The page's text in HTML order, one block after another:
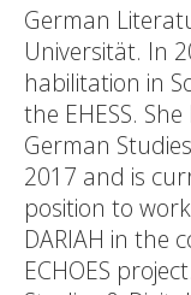
German
Universität. In
habilitation in
the EHESS.
German
2017 and is
position to
DARIAH in the
ECHOES